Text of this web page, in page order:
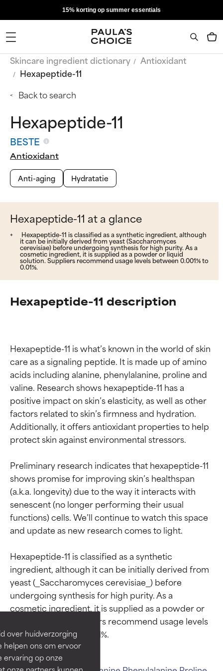
over huidverzorging
helpen ons om ervoor
ervaring op onze
15% korting op summer essentials
Skincare ingredient dictionary
Antioxidant
Hexapeptide-11
Back to search
Hexapeptide-11
BESTE
Antioxidant
Anti-aging
Hydratatie
Hexapeptide-11 at a glance
Hexapeptide-11 is classified as a synthetic ingredient, although
it can be initially derived from yeast (Saccharomyces
cerevisiae) before undergoing synthesis for high purity. As a
cosmetic ingredient, it is supplied as a powder or liquid
solution. Suppliers recommend usage levels between 0.001% to
0.01%.
Hexapeptide-11 description
Hexapeptide-11 is what’s known in the world of skin
care as a signaling peptide. It is made up of amino
acids including alanine, phenylalanine, proline and
valine. Research shows hexapeptide-11 has a
positive impact on skin’s elasticity, as well as other
factors related to skin’s firmness and hydration.
Additionally, it offers antioxidant properties to help
protect skin against environmental stressors.
Preliminary research indicates that hexapeptide-11
shows promise for improving skin’s healthspan
(a.k.a. longevity) due to the way it interacts with
senescent (no longer performing their usual
functions) cells. We’ll continue to watch this space
and update as new research comes to light.
Hexapeptide-11 is classified as a synthetic
ingredient, although it can be initially derived from
yeast (_Saccharomyces cerevisiae_) before
undergoing synthesis for high purity. As a
cosmetic ingredient, it is supplied as a powder or
liquid solution. Suppliers recommend usage levels
Beoordelingen van
ingrediënten
Bewezen en ondersteund door
onafhankelijk onderzoek.
voor de meeste huidtypen of
Beoordelingen van
ingrediënten
Bewezen en ondersteund door
onafhankelijk onderzoek.
voor de meeste huidtypen of